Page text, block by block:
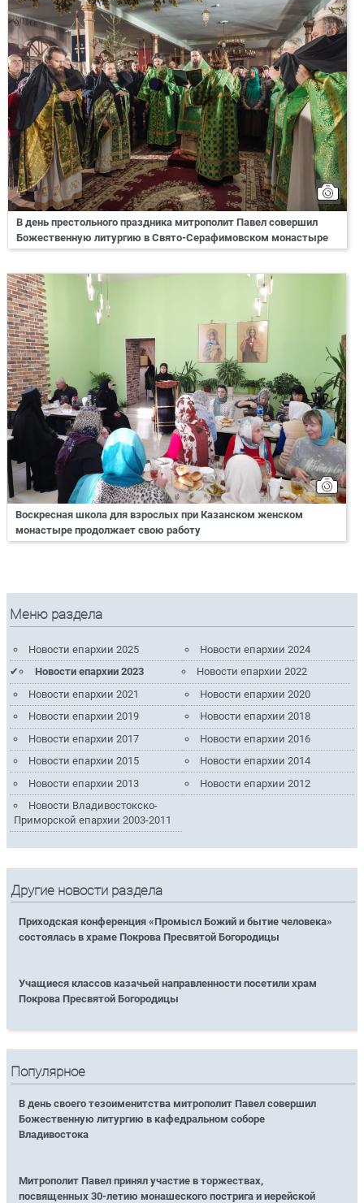
В день престольного праздника митрополит Павел совершил
Божественную литургию в Свято-Серафимовском монастыре
Воскресная школа для взрослых при Казанском женском
монастыре продолжает свою работу
Меню раздела
Новости епархии 2025
Новости епархии 2024
Новости епархии 2023
Новости епархии 2022
Новости епархии 2021
Новости епархии 2020
Новости епархии 2019
Новости епархии 2018
Новости епархии 2017
Новости епархии 2016
Новости епархии 2015
Новости епархии 2014
Новости епархии 2013
Новости епархии 2012
Новости Владивостокско-
Приморской епархии 2003-2011
Другие новости раздела
Приходская конференция «Промысл Божий и бытие человека»
состоялась в храме Покрова Пресвятой Богородицы
Учащиеся классов казачьей направленности посетили храм
Покрова Пресвятой Богородицы
Популярное
В день своего тезоименитства митрополит Павел совершил
Божественную литургию в кафедральном соборе
Владивостока
Митрополит Павел принял участие в торжествах,
посвященных 30-летию монашеского пострига и иерейской